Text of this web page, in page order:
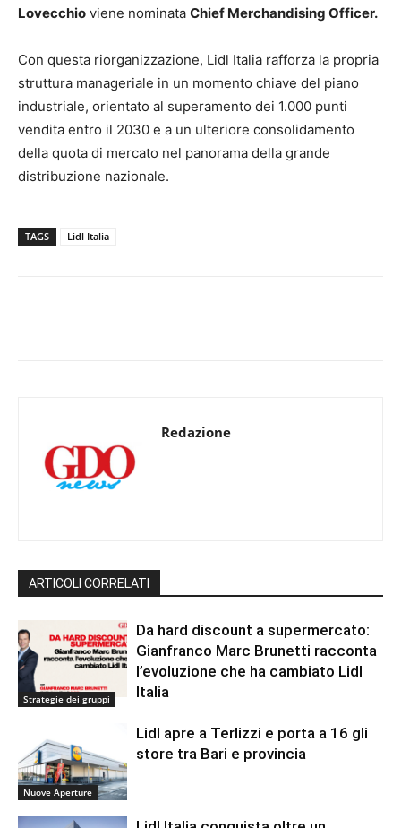
Lovecchio viene nominata Chief Merchandising Officer.
Con questa riorganizzazione, Lidl Italia rafforza la propria
struttura manageriale in un momento chiave del piano
industriale, orientato al superamento dei 1.000 punti
vendita entro il 2030 e a un ulteriore consolidamento
della quota di mercato nel panorama della grande
distribuzione nazionale.
TAGS Lidl Italia
Redazione
ARTICOLI CORRELATI
Strategie dei gruppi
Da hard discount a supermercato:
Gianfranco Marc Brunetti racconta
l’evoluzione che ha cambiato Lidl
Italia
Nuove Aperture
Lidl apre a Terlizzi e porta a 16 gli
store tra Bari e provincia